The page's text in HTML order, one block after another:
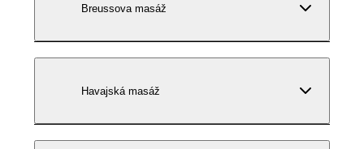
Breussova masáž
Havajská masáž